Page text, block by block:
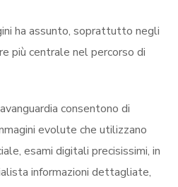
ha assunto, soprattutto negli
più centrale nel percorso di
consentono di
evolute che utilizzano
esami digitali precisissimi, in
informazioni dettagliate,